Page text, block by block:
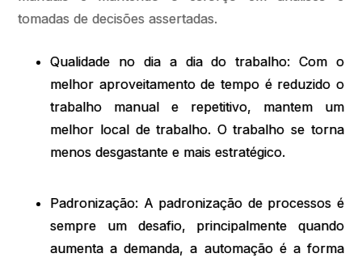
tomadas de decisões assertadas.
Qualidade no dia a dia do trabalho: Com o
melhor aproveitamento de tempo é reduzido o
trabalho manual e repetitivo, mantem um
melhor local de trabalho. O trabalho se torna
menos desgastante e mais estratégico.
Padronização: A padronização de processos é
sempre um desafio, principalmente quando
aumenta a demanda, a automação é a forma